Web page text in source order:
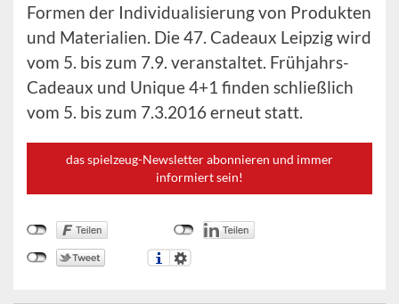
Formen der Individualisierung von Produkten
und Materialien. Die 47. Cadeaux Leipzig wird
vom 5. bis zum 7.9. veranstaltet. Frühjahrs-
Cadeaux und Unique 4+1 finden schließlich
vom 5. bis zum 7.3.2016 erneut statt.
das spielzeug-Newsletter abonnieren und immer
informiert sein!